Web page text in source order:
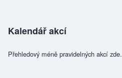
Kalendář akcí
Přehledový méně pravidelných akcí zde.